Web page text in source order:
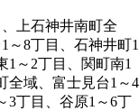
上石神井南町全
～8丁目、石神井町1
1～2丁目、関町南1
全域、富士見台1～4
3丁目、谷原1～6丁